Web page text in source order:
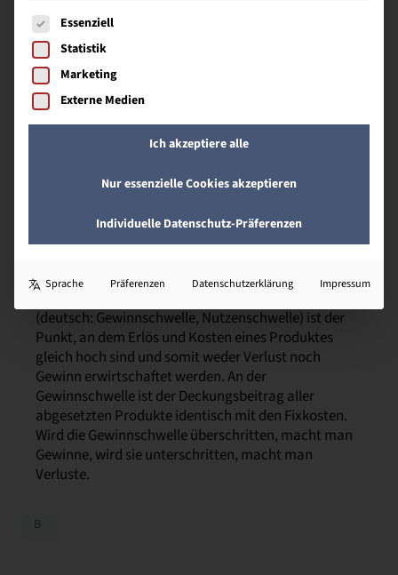
Balanced Scorecard
(engl. für ausgewogener Berichtsbogen) ist ein
wertvolles Instrument für Unternehmen zur
optimalen Ausführung und Überprüfung ihrer
strategischen Ausrichtung. Diese ist ein
mehrdimensionales Kennzahlensystem bzw.
Performance-Measurement-Systeme.
Break-even-Point
(deutsch: Gewinnschwelle, Nutzenschwelle) ist der
Punkt, an dem Erlös und Kosten eines Produktes
gleich hoch sind und somit weder Verlust noch
Gewinn erwirtschaftet werden. An der
Gewinnschwelle ist der Deckungsbeitrag aller
abgesetzten Produkte identisch mit den Fixkosten.
Wird die Gewinnschwelle überschritten, macht man
Gewinne, wird sie unterschritten, macht man
Verluste.
B
Es folgt eine Liste der Service-Gruppen, für die eine
Essenziell
Statistik
Marketing
Externe Medien
Ich akzeptiere alle
Nur essenzielle Cookies akzeptieren
Individuelle Datenschutz-Präferenzen
Sprache Präferenzen Datenschutzerklärung Impressum